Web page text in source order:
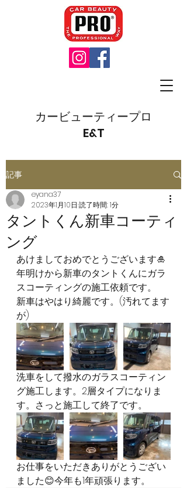
カービューティープロ
E&T
記事
タントくん新車コーティ
ング
eyana37
2023年1月10日 読了時間: 1分
あけましておめでとうございます🎍
年明けから新車のタントくんにガラ
スコーティングの施工依頼です。
新車はやはり綺麗です。(汚れてます
が)
洗車をして撥水のガラスコーティン
グ施工します。2層タイプになりま
す。さっと施工して終了です。
お仕事をいただきありがとうござい
ました😊今年も1年頑張ります。